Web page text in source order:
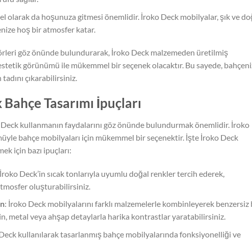
olarak da hoşunuza gitmesi önemlidir. İroko Deck mobilyalar, şık ve
hoş bir atmosfer katar.
göz önünde bulundurarak, İroko Deck malzemeden üretilmiş
görünümü ile mükemmel bir seçenek olacaktır. Bu sayede,
çıkarabilirsiniz.
Tasarımı İpuçları
kullanmanın faydalarını göz önünde bulundurmak önemlidir. İroko
bahçe mobilyaları için mükemmel bir seçenektir. İşte İroko Deck
için bazı ipuçları:
Deck’in sıcak tonlarıyla uyumlu doğal renkler tercih ederek,
oluşturabilirsiniz.
: İroko Deck mobilyalarını farklı malzemelerle kombinleyerek benzersiz
metal veya ahşap detaylarla harika kontrastlar yaratabilirsiniz.
kullanılarak tasarlanmış bahçe mobilyalarında fonksiyonelliği ve